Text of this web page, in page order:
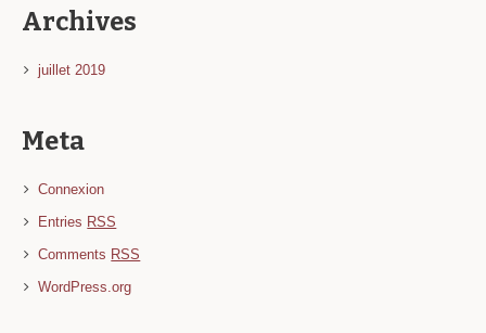
Archives
juillet 2019
Meta
Connexion
Entries RSS
Comments RSS
WordPress.org